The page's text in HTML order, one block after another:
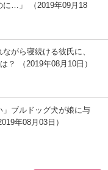
に…」 （2019年09月18
がら寝続ける彼氏に、
？ （2019年08月10日）
」ブルドッグ犬が娘に与
年08月03日）